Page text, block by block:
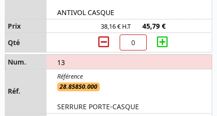
ANTIVOL CASQUE
38,16 € H.T 45,79 €
13
28.85850.000
SERRURE PORTE-CASQUE